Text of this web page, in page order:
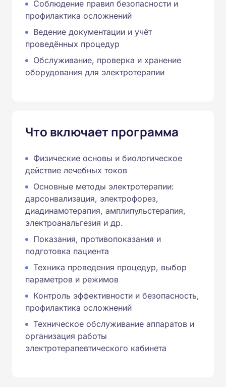
Соблюдение правил безопасности и
профилактика осложнений
Ведение документации и учёт
проведённых процедур
Обслуживание, проверка и хранение
оборудования для электротерапии
Что включает программа
Физические основы и биологическое
действие лечебных токов
Основные методы электротерапии:
дарсонвализация, электрофорез,
диадинамотерапия, амплипульстерапия,
электроанальгезия и др.
Показания, противопоказания и
подготовка пациента
Техника проведения процедур, выбор
параметров и режимов
Контроль эффективности и безопасность,
профилактика осложнений
Техническое обслуживание аппаратов и
организация работы
электротерапевтического кабинета